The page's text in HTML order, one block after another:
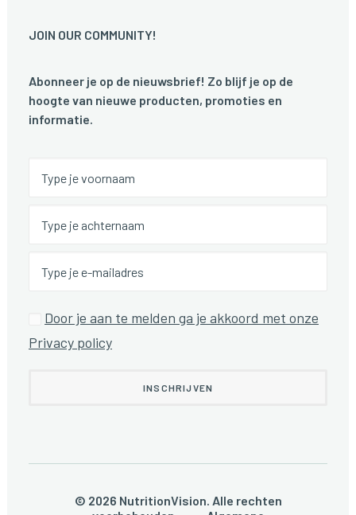
JOIN OUR COMMUNITY!
Abonneer je op de nieuwsbrief! Zo blijf je op de
hoogte van nieuwe producten, promoties en
informatie.
Door je aan te melden ga je akkoord met onze
Privacy policy
© 2026 NutritionVision. Alle rechten